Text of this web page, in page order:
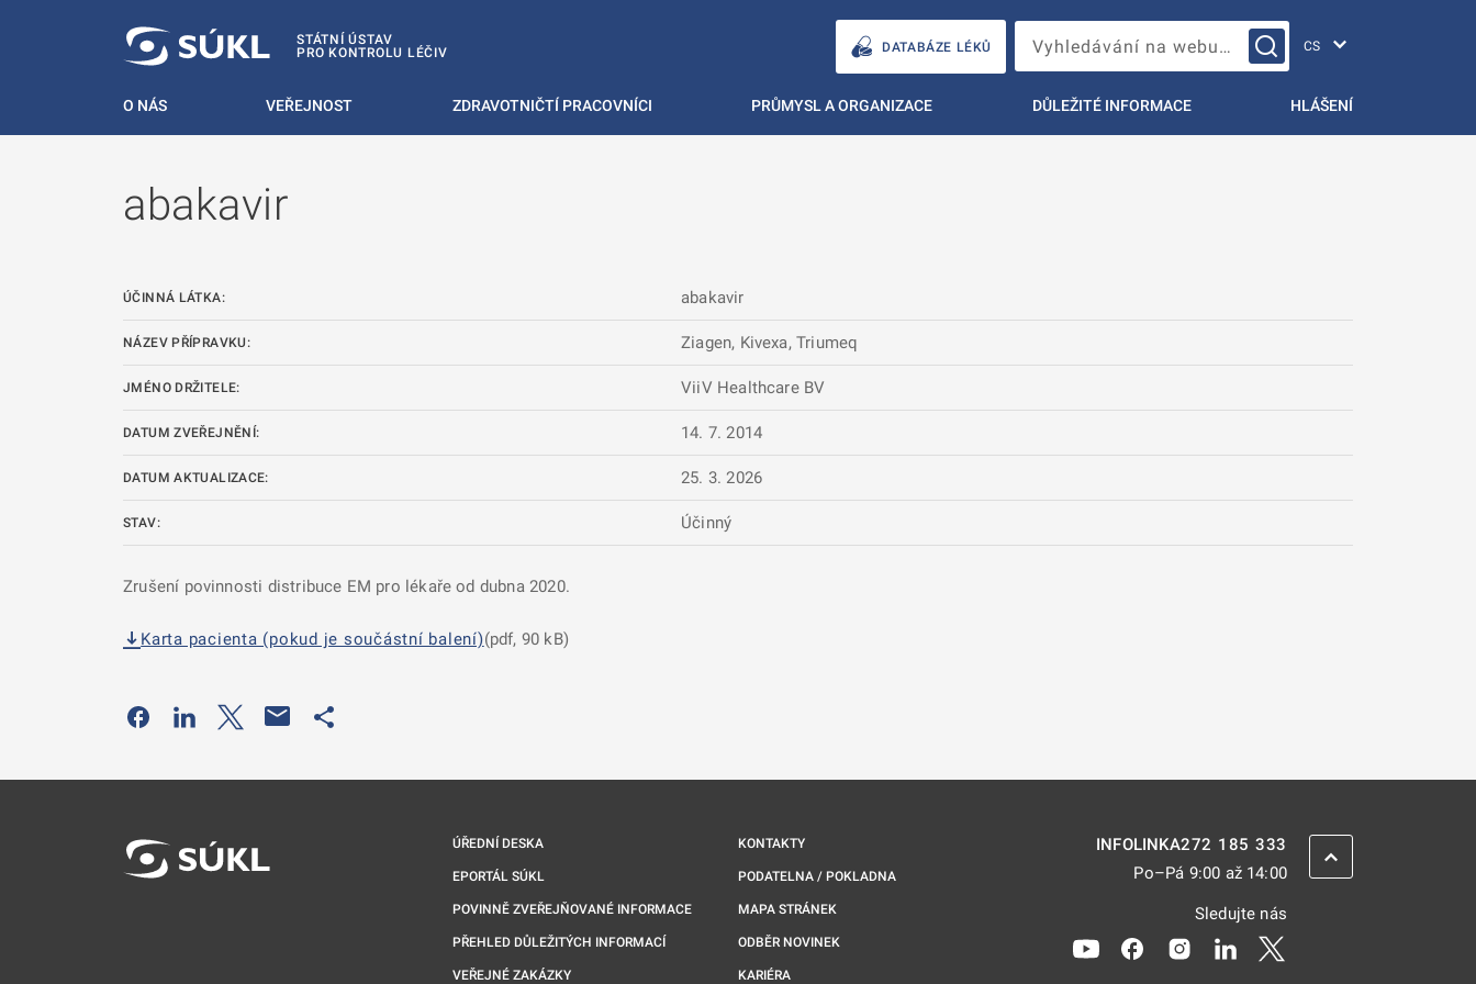
STÁTNÍ ÚSTAV
PRO KONTROLU LÉČIV
DATABÁZE LÉKŮ Vyhledávání na webu…
O NÁS VEŘEJNOST ZDRAVOTNIČTÍ PRACOVNÍCI PRŮMYSL A ORGANIZACE DŮLEŽITÉ INFORMACE HLÁŠENÍ
abakavir
ÚČINNÁ LÁTKA: abakavir
NÁZEV PŘÍPRAVKU: Ziagen, Kivexa, Triumeq
JMÉNO DRŽITELE: ViiV Healthcare BV
DATUM ZVEŘEJNĚNÍ: 14. 7. 2014
DATUM AKTUALIZACE: 25. 3. 2026
STAV: Účinný
Zrušení povinnosti distribuce EM pro lékaře od dubna 2020.
Karta pacienta (pokud je součástní balení)(pdf, 90 kB)
Odkaz se otevře na nové kartě
Odkaz se otevře na nové kartě
Odkaz se otevře na nové kartě
ÚŘEDNÍ DESKA
EPORTÁL SÚKL
POVINNĚ ZVEŘEJŇOVANÉ INFORMACE
PŘEHLED DŮLEŽITÝCH INFORMACÍ
VEŘEJNÉ ZAKÁZKY
KONTAKTY
PODATELNA / POKLADNA
MAPA STRÁNEK
ODBĚR NOVINEK
KARIÉRA
INFOLINKA272 185 333
Po–Pá 9:00 až 14:00
Sledujte nás
Odkaz se otevře na nové kartě
Odkaz se otevře na nové kartě
Odkaz se otevře na nové kartě
Odkaz se otevře na nové
ZPĚT NAHORU